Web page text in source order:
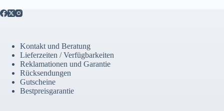
Kontakt und Beratung
Lieferzeiten / Verfügbarkeiten
Reklamationen und Garantie
Rücksendungen
Gutscheine
Bestpreisgarantie